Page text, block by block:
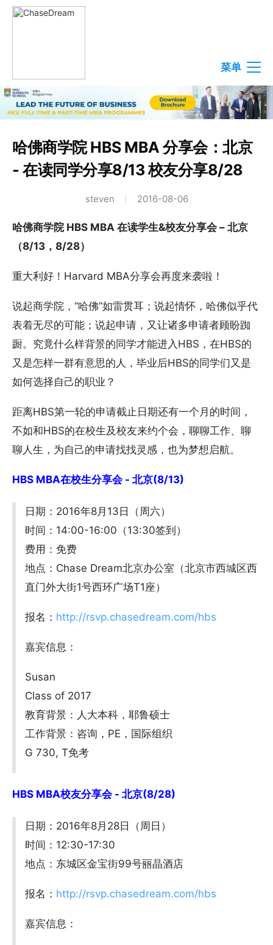
菜单
哈佛商学院 HBS MBA 分享会：北京
- 在读同学分享8/13 校友分享8/28
steven 2016-08-06
哈佛商学院 HBS MBA 在读学生&校友分享会 – 北京
（8/13，8/28）
重大利好！Harvard MBA分享会再度来袭啦！
说起商学院，“哈佛”如雷贯耳；说起情怀，哈佛似乎代
表着无尽的可能；说起申请，又让诸多申请者顾盼踟
蹰。究竟什么样背景的同学才能进入HBS，在HBS的
又是怎样一群有意思的人，毕业后HBS的同学们又是
如何选择自己的职业？
距离HBS第一轮的申请截止日期还有一个月的时间，
不如和HBS的在校生及校友来约个会，聊聊工作、聊
聊人生，为自己的申请找找灵感，也为梦想启航。
HBS MBA在校生分享会 - 北京(8/13)
日期：2016年8月13日（周六）
时间：14:00-16:00（13:30签到）
费用：免费
地点：Chase Dream北京办公室（北京市西城区西
直门外大街1号西环广场T1座）
报名： http://rsvp.chasedream.com/hbs
嘉宾信息：
Susan
Class of 2017
教育背景：人大本科，耶鲁硕士
工作背景：咨询，PE，国际组织
G 730, T免考
HBS MBA校友分享会 - 北京(8/28)
日期：2016年8月28日（周日）
时间：12:30-17:30
地点：东城区金宝街99号丽晶酒店
报名： http://rsvp.chasedream.com/hbs
嘉宾信息：